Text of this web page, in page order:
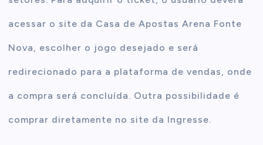
acessar o site da Casa de Apostas Arena Fonte
Nova, escolher o jogo desejado e será
redirecionado para a plataforma de vendas, onde
a compra será concluída. Outra possibilidade é
comprar diretamente no site da Ingresse.